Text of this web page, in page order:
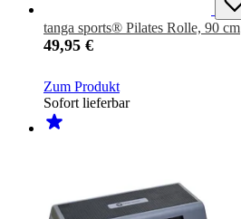
tanga sports® Pilates Rolle, 90 cm
49,95 €
Zum Produkt
Sofort lieferbar